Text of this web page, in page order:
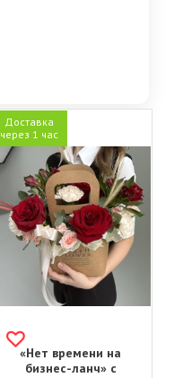
Доставка
через 1 час
«Нет времени на
бизнес-ланч» с